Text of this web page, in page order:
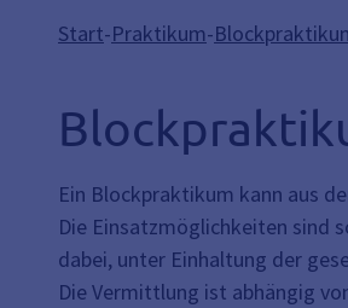
Start-Praktikum-
Ein Blockpraktikum kann aus
Die Einsatzmöglichkeiten sind
dabei, unter Einhaltung der
Die Vermittlung ist abhängig